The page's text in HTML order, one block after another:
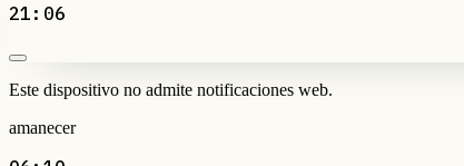
21:06
Este dispositivo no admite notificaciones web.
amanecer